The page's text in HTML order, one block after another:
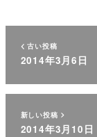
古い投稿
2014年3月6日
新しい投稿
2014年3月10